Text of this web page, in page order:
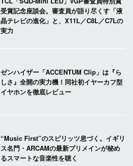
受賞記念座談会。審査員が語り尽くす「液
晶テレビの進化」と、X11L／C8L／C7Lの
実力
ゼンハイザー「ACCENTUM Clip」は『ら
しさ』全開の実力機！同社初イヤーカフ型
イヤホンを徹底レビュー
“Music First”のスピリッツ息づく。イギリ
ス名門・ARCAMの最新プリメインが秘め
るスマートな音楽性を聴く